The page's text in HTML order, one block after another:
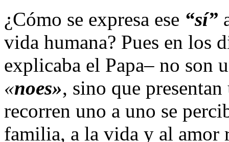
¿Cómo se expresa ese “sí”
vida humana? Pues en los
explicaba el Papa– no son
«noes», sino que
recorren uno a uno se
familia, a la vida y al amor